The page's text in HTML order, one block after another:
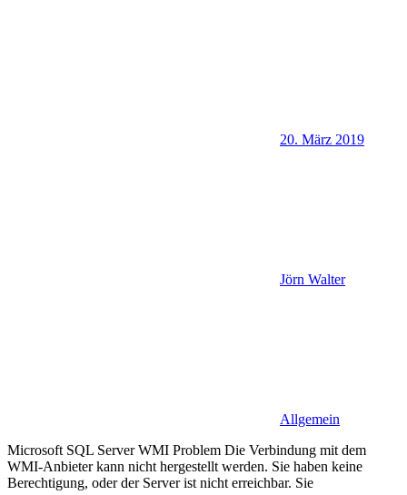
20. März 2019
Jörn Walter
Allgemein
Microsoft SQL Server WMI Problem Die Verbindung mit dem
WMI-Anbieter kann nicht hergestellt werden. Sie haben keine
Berechtigung, oder der Server ist nicht erreichbar. Sie